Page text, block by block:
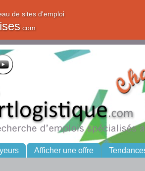
de sites d'emploi
.com
Afficher une offre